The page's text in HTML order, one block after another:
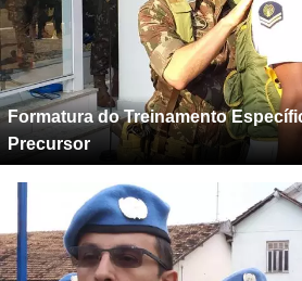
Formatura do Treinamento
Precursor